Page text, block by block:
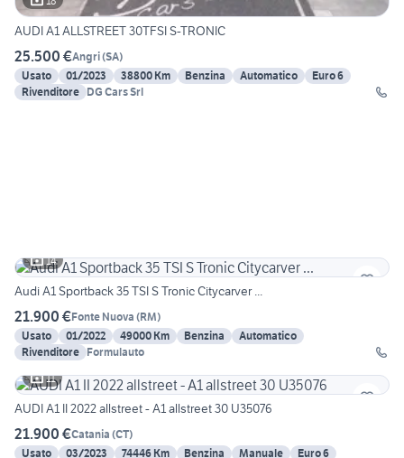
AUDI A1 ALLSTREET 30TFSI S-TRONIC
25.500 €Angri(SA)
Usato
01/2023 38800 Km Benzina Automatico
Euro 6
Rivenditore DG Cars Srl
14
Audi A1 Sportback 35 TSI S Tronic Citycarver ...
21.900 €Fonte Nuova (RM)
Usato
01/2022 49000 Km Benzina
Automatico
Rivenditore Formulauto
11
AUDI A1 II 2022 allstreet - A1 allstreet 30 U35076
21.900 €Catania (CT)
Usato
03/2023 74446 Km Benzina Manuale
Euro 6